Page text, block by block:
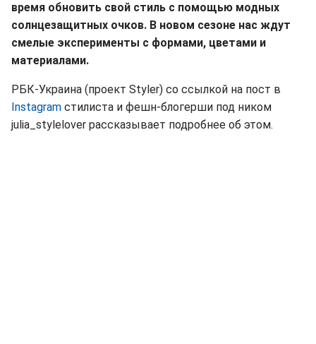
время обновить свой стиль с помощью модных
солнцезащитных очков. В новом сезоне нас ждут
смелые эксперименты с формами, цветами и
материалами.
РБК-Украина (проект Styler) со ссылкой на пост в
Instagram стилиста и фешн-блогерши под ником
julia_stylelover рассказывает подробнее об этом.